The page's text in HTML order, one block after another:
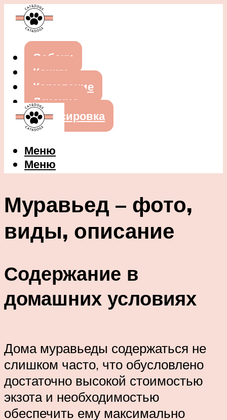
Собаки
Кошки
Кормление
Лечение
Дрессировка
Меню
Меню
Муравьед – фото,
виды, описание
Содержание в
домашних условиях
Дома муравьеды содержаться не
слишком часто, что обусловлено
достаточно высокой стоимостью
экзота и необходимостью
обеспечить ему максимально